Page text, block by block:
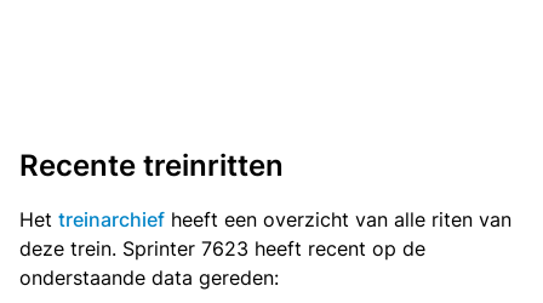
Recente treinritten
Het treinarchief heeft een overzicht van alle riten van
deze trein. Sprinter 7623 heeft recent op de
onderstaande data gereden: